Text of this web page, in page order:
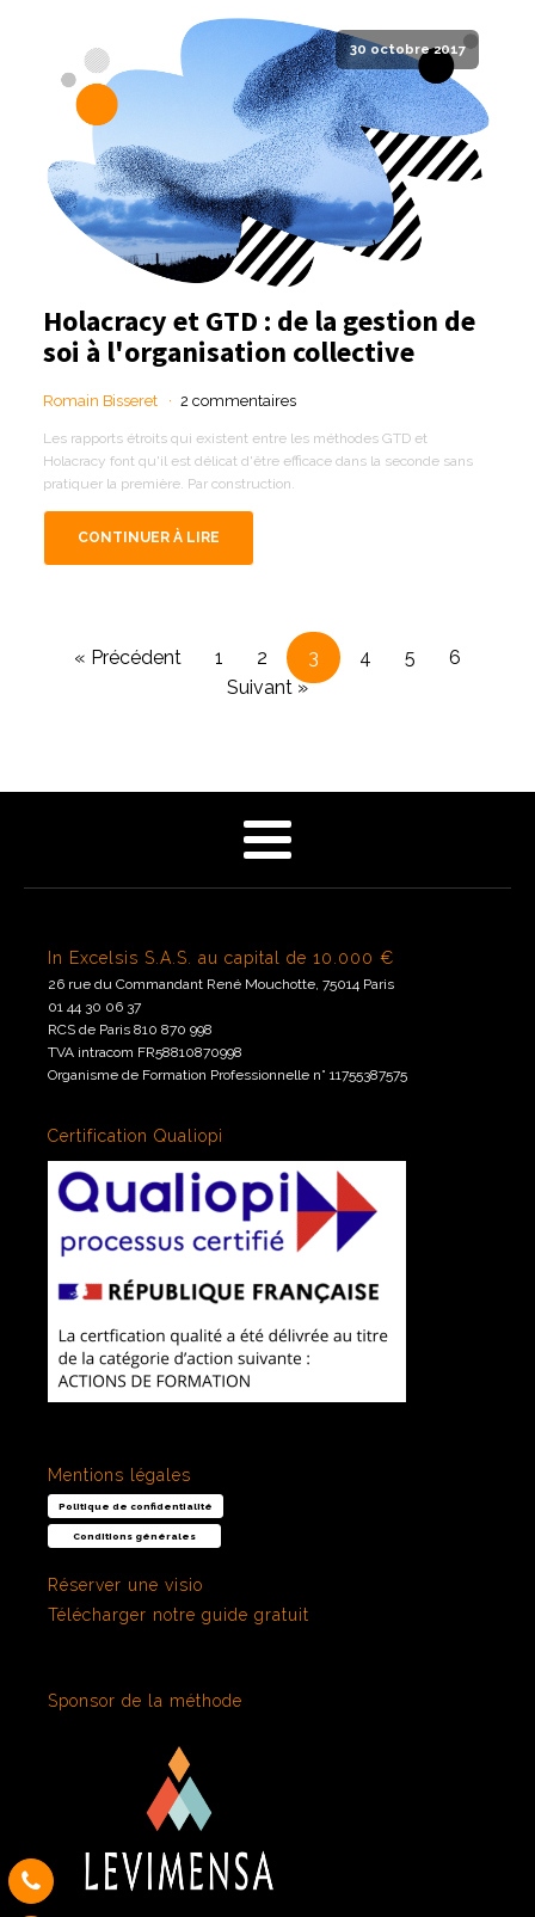
30 octobre 2017
Holacracy et GTD : de la gestion de
soi à l'organisation collective
Romain Bisseret 2 commentaires
Les rapports étroits qui existent entre les méthodes GTD et
Holacracy font qu'il est délicat d'être efficace dans la seconde sans
pratiquer la première. Par construction.
CONTINUER À LIRE
« Précédent 1 2 3 4 5
6
Suivant »
In Excelsis S.A.S. au capital de 10.000 €
26 rue du Commandant René Mouchotte, 75014 Paris
01 44 30 06 37
RCS de Paris 810 870 998
TVA intracom FR58810870998
Organisme de Formation Professionnelle n° 11755387575
Certification Qualiopi
Mentions légales
Politique de confidentialité
Conditions générales
Réserver une visio
Télécharger notre guide gratuit
Sponsor de la méthode